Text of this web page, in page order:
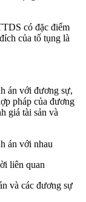
có đặc điểm
của tố tụng là
án với đương sự,
pháp của đương
giá tài sản và
án với nhau
liên quan
và các đương sự